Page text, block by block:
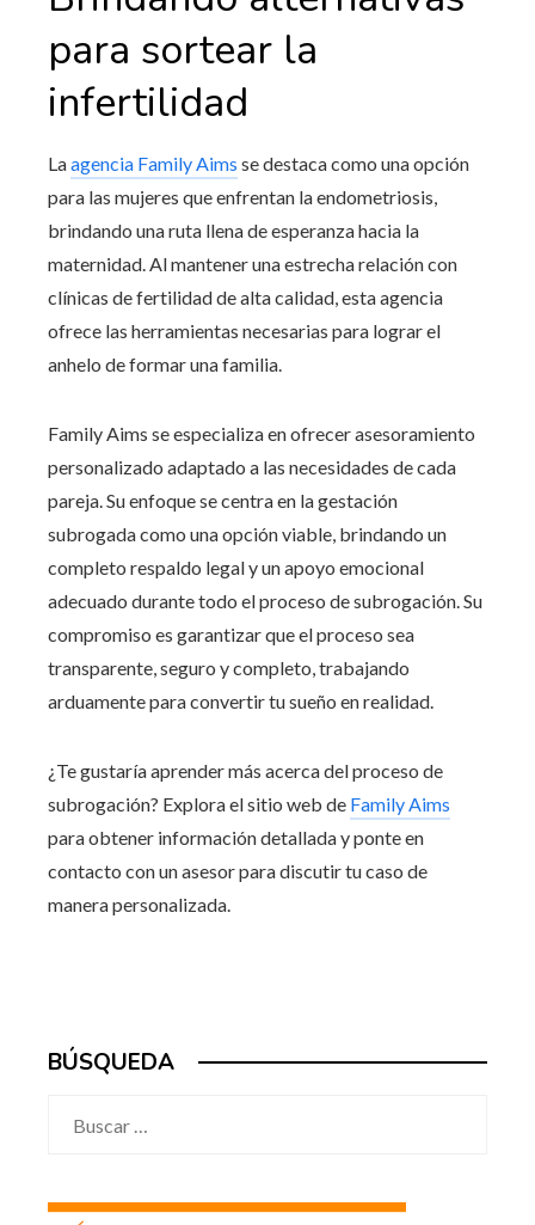
para sortear la
infertilidad
Laagencia Family Aims se destaca como una opción
para las mujeres que enfrentan la endometriosis,
brindando una ruta llena de esperanza hacia la
maternidad. Al mantener una estrecha relación con
clínicas de fertilidad de alta calidad, esta agencia
ofrece las herramientas necesarias para lograr el
anhelo de formar una familia.
Family Aims se especializa en ofrecer asesoramiento
personalizado adaptado a las necesidades de cada
pareja. Su enfoque se centra en la gestación
subrogada como una opción viable, brindando un
completo respaldo legal y un apoyo emocional
adecuado durante todo el proceso de subrogación. Su
compromiso es garantizar que el proceso sea
transparente, seguro y completo, trabajando
arduamente para convertir tu sueño en realidad.
¿Te gustaría aprender más acerca del proceso de
subrogación? Explora el sitio web de Family Aims
para obtener información detallada y ponte en
contacto con un asesor para discutir tu caso de
manera personalizada.
BÚSQUEDA